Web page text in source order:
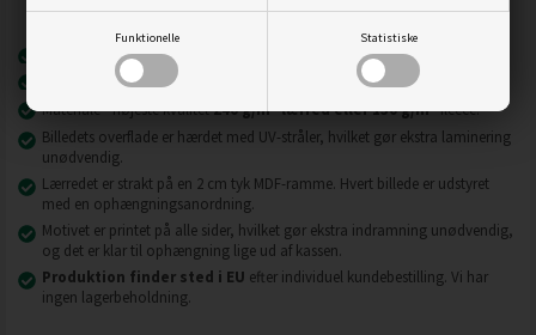
Funktionelle Statistiske
Nyeste printteknologi
Billeder på lærred er modstandsdygtige over for slid, ridser og snavs.
Materiale - højeste kvalitet240 g/m lærred eller 130 g/m fleece.
Billedets overflade er hærdet med UV-stråler, hvilket gør ekstra laminering
unødvendig.
Lærredet er strakt på en 2 cm tyk MDF-ramme. Hvert billede er udstyret
med en ophængningsanordning.
Motivet er printet på alle sider, hvilket gør ekstra indramning unødvendig,
og det er klar til ophængning lige ud af kassen.
Produktion finder sted i EU efter individuel kundebestilling. Vi har
ingen lagerbeholdning.